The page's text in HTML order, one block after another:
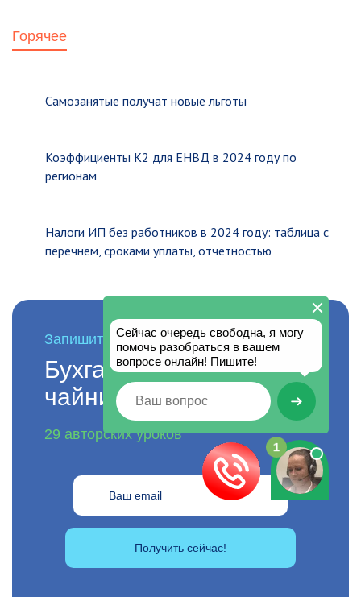
Горячее
Самозанятые получат новые льготы
Коэффициенты К2 для ЕНВД в 2024 году по
регионам
Налоги ИП без работников в 2024 году: таблица с
перечнем, сроками уплаты, отчетностью
Запишитесь в онлайн-школу
Бухгалтерия для
чайников
29 авторских уроков
Получить сейчас!